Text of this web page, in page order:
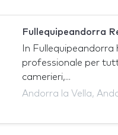
Fullequipeandorra
In
professionale per
camerieri,...
Andorra la Vella,